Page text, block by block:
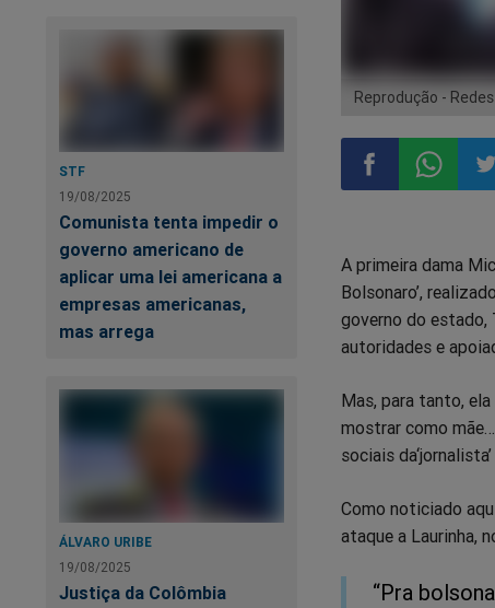
STF
19/08/2025
Comunista tenta impedir o
governo americano de
aplicar uma lei americana a
empresas americanas,
mas arrega
ÁLVARO URIBE
19/08/2025
Justiça da Colômbia
Reprodução -
no
Facebook
no
A primeira dama
Bolsonaro’,
governo do estado,
autoridades e
Mas, para tanto,
mostrar como
sociais
Como noticiado
ataque a Laurinha,
“Pra